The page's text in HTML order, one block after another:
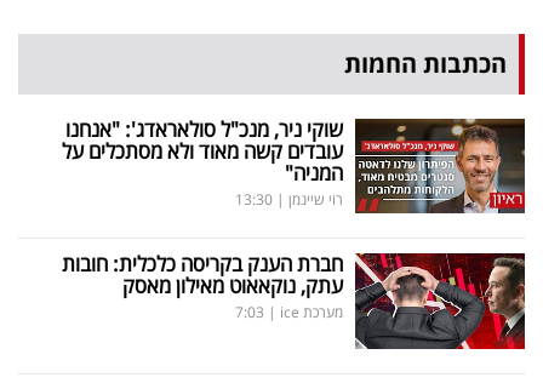
הכתבות החמות
שוקי ניר, מנכ"ל סולאראדג': "אנחנו
עובדים קשה מאוד ולא מסתכלים על
המניה"
רוי שיינמן |
13:30
חברת הענק בקריסה כלכלית: חובות
עתק, נוקאאוט מאילון מאסק
מערכת ice |
7:03